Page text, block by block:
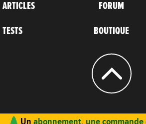
ARTICLES
TESTS
FORUM
BOUTIQUE
© 2004 - 2026 CARNETS
Un abonnement, une commande